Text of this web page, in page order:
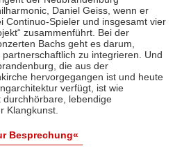
Daniel Geiss, wenn er
Continuo-Spieler und insgesamt vier
zusammenführt. Bei der
Bachs geht es darum,
zu integrieren. Und
die aus der
hervorgegangen ist und heute
verfügt, ist wie
lebendige
Klangkunst.
Besprechung«